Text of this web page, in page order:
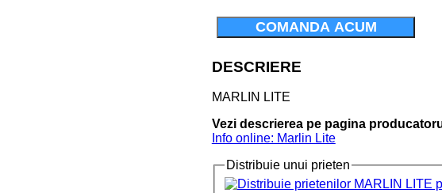
COMANDA ACUM
DESCRIERE
MARLIN LITE
Vezi descrierea pe pagina
Info online: Marlin Lite
Distribuie unui prieten